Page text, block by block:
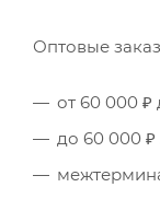
Оптовые
от 60 000 ₽
до 60 000 ₽